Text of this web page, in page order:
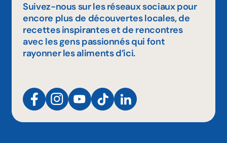
Suivez-nous sur les réseaux sociaux pour
encore plus de découvertes locales, de
recettes inspirantes et de rencontres
avec les gens passionnés qui font
rayonner les aliments d’ici.